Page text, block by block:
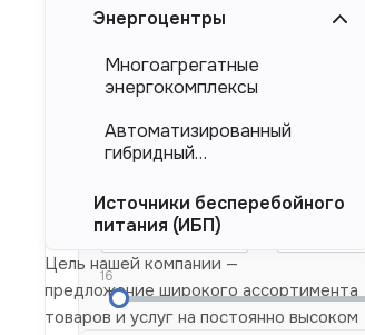
более 1000 кВт:1100 кВт
2200
кВт
10000 кВт
Быстрый подбор по
Doosan,Cummins,Baudouin
Yuchai,Weichai
Номинальная мощность, кВт
16
оборудования (БМЗ)
Энергоцентры
Многоагрегатные
энергокомплексы
Автоматизированный
гибридный
Источники бесперебойного
питания (ИБП)
Цель нашей компании —
предложение широкого ассортимента
товаров и услуг на постоянно высоком